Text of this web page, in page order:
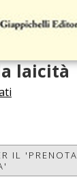
laicità
IL 'PRENOTA